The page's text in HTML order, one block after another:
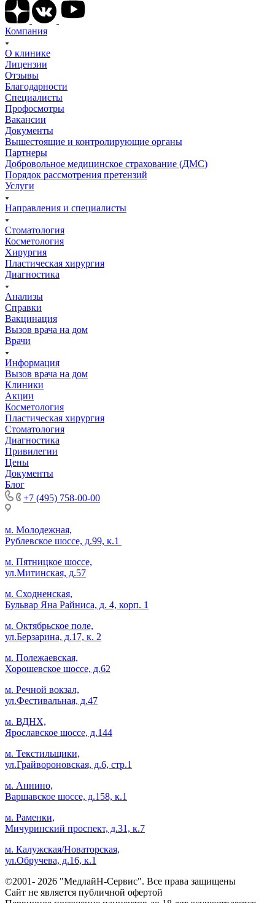
Компания
О клинике
Лицензии
Отзывы
Благодарности
Специалисты
Профосмотры
Вакансии
Документы
Вышестоящие и контролирующие органы
Партнеры
Добровольное медицинское страхование (ДМС)
Порядок рассмотрения претензий
Услуги
Направления и специалисты
Стоматология
Косметология
Хирургия
Пластическая хирургия
Диагностика
Анализы
Справки
Вакцинация
Вызов врача на дом
Врачи
Информация
Вызов врача на дом
Клиники
Акции
Косметология
Пластическая хирургия
Стоматология
Диагностика
Привилегии
Цены
Документы
Блог
+7 (495) 758-00-00
м. Молодежная,
Рублевское шоссе, д.99, к.1
м. Пятницкое шоссе,
ул.Митинская, д.57
м. Сходненская,
Бульвар Яна Райниса, д. 4, корп. 1
м. Октябрьское поле,
ул.Берзарина, д.17, к. 2
м. Полежаевская,
Хорошевское шоссе, д.62
м. Речной вокзал,
ул.Фестивальная, д.47
м. ВДНХ,
Ярославское шоссе, д.144
м. Текстильщики,
ул.Грайвороновская, д.6, стр.1
м. Аннино,
Варшавское шоссе, д.158, к.1
м. Раменки,
Мичуринский проспект, д.31, к.7
м. Калужская/Новаторская,
ул.Обручева, д.16, к.1
©2001- 2026 "МедлайН-Сервис". Все права защищены
Сайт не является публичной офертой